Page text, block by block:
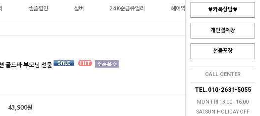
♥카톡상담♥
개인결제창
선물포장
CALL CENTER
TEL.010-2631-5055
MON-FRI 13:00 - 16:00
SAT.SUN.HOLIDAY OFF
샘플할인 실버 24K순금쥬얼리 헤어악세사리
골드바 부모님 선물
43,900원